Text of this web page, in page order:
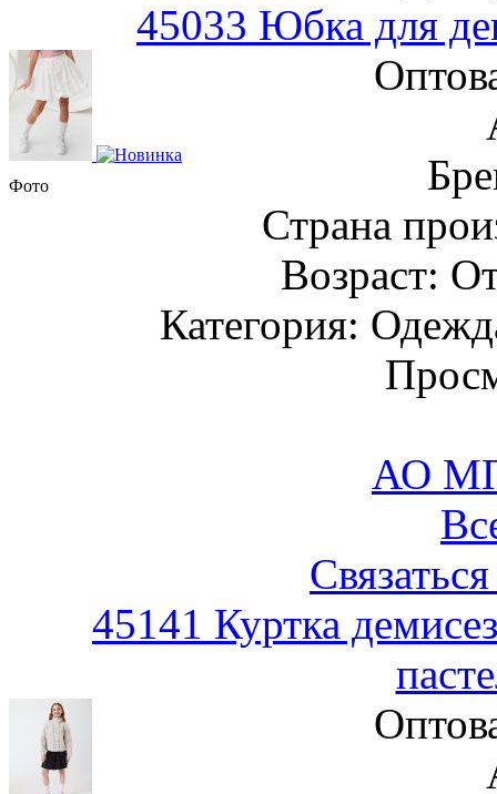
45033 Юбка для
Фото
Страна
Возраст:
Категория:
АО
45141 Куртка